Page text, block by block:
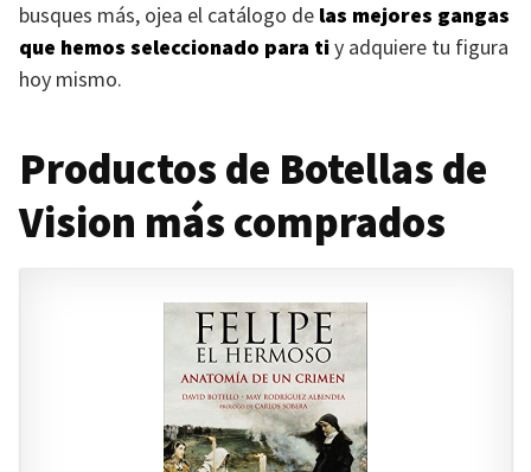
busques más, ojea el catálogo de las mejores gangas
que hemos seleccionado para tiy adquiere tu figura
hoy mismo.
Productos de Botellas de
Vision más comprados